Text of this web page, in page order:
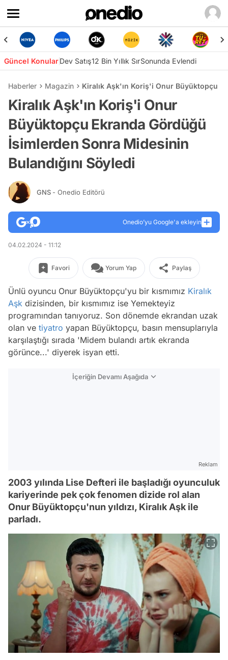
Güncel KonularDev Satış12 Bin Yıllık SırSonunda Evlendi
Haberler Magazin Kiralık Aşk'ın Koriş'i Onur Büyüktopçu
Kiralık Aşk'ın Koriş'i Onur
Büyüktopçu Ekranda Gördüğü
İsimlerden Sonra Midesinin
Bulandığını Söyledi
GNS - Onedio Editörü
Onedio’yu Google'a ekleyin
04.02.2024 - 11:12
Favori Yorum Yap Paylaş
Ünlü oyuncu Onur Büyüktopçu'yu bir kısmımız Kiralık
Aşk dizisinden, bir kısmımız ise Yemekteyiz
programından tanıyoruz. Son dönemde ekrandan uzak
olan ve tiyatro yapan Büyüktopçu, basın mensuplarıyla
karşılaştığı sırada 'Midem bulandı artık ekranda
görünce...' diyerek isyan etti.
İçeriğin Devamı Aşağıda
Reklam
2003 yılında Lise Defteri ile başladığı oyunculuk
kariyerinde pek çok fenomen dizide rol alan
Onur Büyüktopçu'nun yıldızı, Kiralık Aşk ile
parladı.